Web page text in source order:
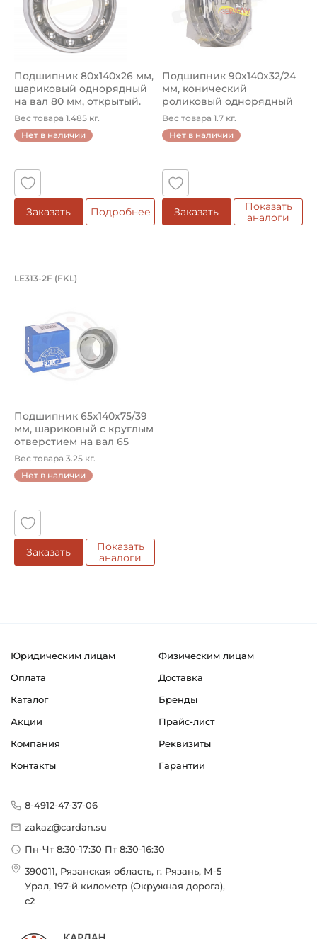
Подшипник 80х140х26 мм,
шариковый однорядный
на вал 80 мм, открытый.
Ар...
Вес товара 1.485 кг.
Нет в наличии
Заказать Подробнее
Подшипник 90х140х32/24
мм, конический
роликовый однорядный
на вал 90 мм...
Вес товара 1.7 кг.
Нет в наличии
Заказать
Показать
аналоги
Подшипник 65х140х75/39 мм,
LE313-2F (FKL)
Подшипник 65х140х75/39
мм, шариковый с круглым
отверстием на вал 65
мм,...
Вес товара 3.25 кг.
Нет в наличии
Заказать
Показать
аналоги
Юридическим лицам
Физическим лицам
Оплата
Доставка
Каталог
Бренды
Акции
Прайс-лист
Компания
Реквизиты
Контакты
Гарантии
8-4912-47-37-06
zakaz@cardan.su
Пн-Чт 8:30-17:30 Пт 8:30-16:30
390011, Рязанская область, г. Рязань, М-5
Урал, 197-й километр (Окружная дорога),
с2